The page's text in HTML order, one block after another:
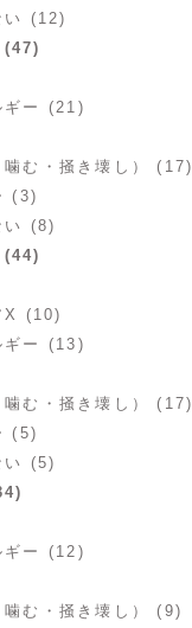
い (12)
(47)
ギー (21)
噛む・掻き壊し） (17)
(3)
い (8)
(44)
X (10)
ギー (13)
噛む・掻き壊し） (17)
(5)
い (5)
ギー (12)
噛む・掻き壊し） (9)